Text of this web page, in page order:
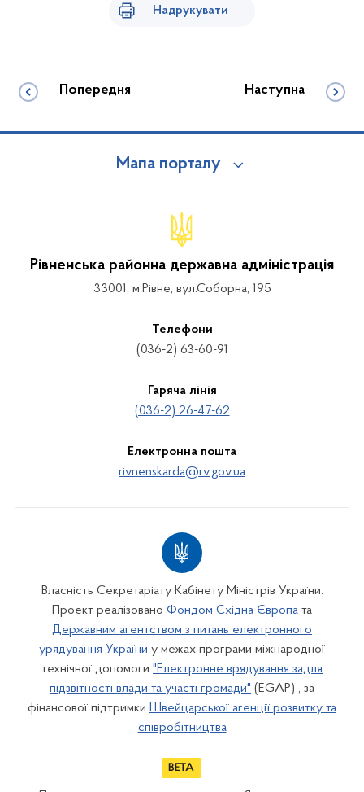
Надрукувати
Попередня Наступна
Мапа порталу
Рівненська районна державна адміністрація
33001, м.Рівне, вул.Соборна, 195
Телефони
(036-2) 63-60-91
Гаряча лінія
(036-2) 26-47-62
Електронна пошта
rivnenskarda@rv.gov.ua
Власність Секретаріату Кабінету Міністрів України.
Проект реалізовано Фондом Східна Європа та
Державним агентством з питань електронного
урядування України у межах програми міжнародної
технічної допомоги "Електронне врядування задля
підзвітності влади та участі громади" (EGAP) , за
фінансової підтримки Швейцарської агенції розвитку та
співробітництва